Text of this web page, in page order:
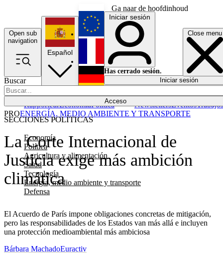
Ga naar de hoofdinhoud
Open sub
navigation
Close menu
Buscar
Acceso
SECCIONES POLÍTICAS
Economía
Política
Agricultura y alimentación
Salud
Tecnología
Energía, medio ambiente y transporte
Defensa
RapporteurEconomíaPolítica NewslettersEventosTrabajos
Español
English
Français
Iniciar sesión
Has cerrado sesión.
Iniciar sesión
La Corte Internacional de
Justicia exige más ambición
climática
El Acuerdo de París impone obligaciones concretas de mitigación,
pero las responsabilidades de los Estados van más allá e incluyen
una protección medioambiental más ambiciosa
PROENERGÍA, MEDIO AMBIENTE Y TRANSPORTE
Bárbara MachadoEuractiv